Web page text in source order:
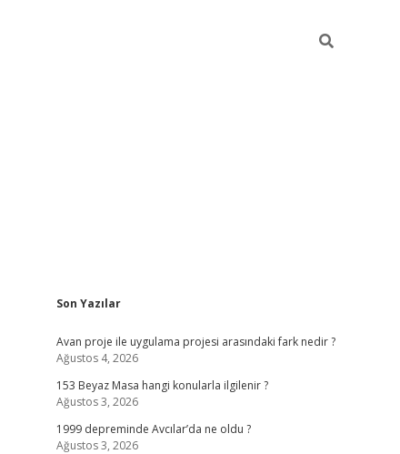
Sidebar
Son Yazılar
Avan proje ile uygulama projesi arasındaki fark nedir ?
Ağustos 4, 2026
153 Beyaz Masa hangi konularla ilgilenir ?
Ağustos 3, 2026
1999 depreminde Avcılar’da ne oldu ?
Ağustos 3, 2026